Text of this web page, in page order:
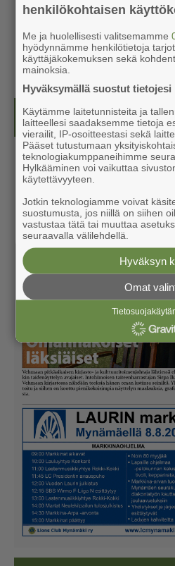
Näköislehdet
henkilökohtaisen
Me ja huolellisesti valitsemamme
hyödynnämme henkilötietoja
käyttäjäkokemuksen sekä
mainoksia.
Hyväksymällä suostut
Käytämme laitetunnisteita ja
laitteellesi saadaksemme tietoja
vierailit, IP-osoitteestasi sekä
Pääset tutustumaan
teknologiakumppaneihimme
Hylkääminen voi vaikuttaa
käytettävyyteen.
Jotkin teknologiamme voivat
suostumusta, jos niillä on siihen
vastustaa tätä tai muuttaa
seuraavalla välilehdellä.
Hyväksyn
Omat